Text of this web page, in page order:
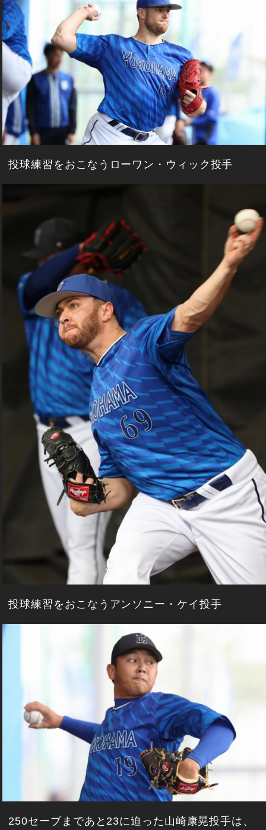
投球練習をおこなうローワン・ウィック投手
投球練習をおこなうアンソニー・ケイ投手
250セーブまであと23に迫った山崎康晃投手は、